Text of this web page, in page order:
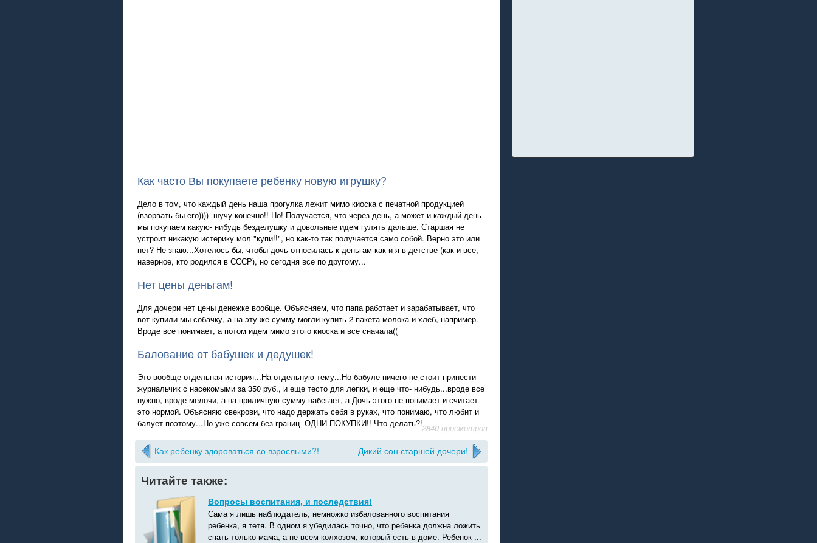
Как часто Вы покупаете ребенку новую игрушку?
Дело в том, что каждый день наша прогулка лежит мимо киоска с печатной продукцией
(взорвать бы его))))- шучу конечно!! Но! Получается, что через день, а может и каждый день
мы покупаем какую- нибудь безделушку и довольные идем гулять дальше. Старшая не
устроит никакую истерику мол "купи!!", но как-то так получается само собой. Верно это или
нет? Не знаю...Хотелось бы, чтобы дочь относилась к деньгам как и я в детстве (как и все,
наверное, кто родился в СССР), но сегодня все по другому...
Нет цены деньгам!
Для дочери нет цены денежке вообще. Объясняем, что папа работает и зарабатывает, что
вот купили мы собачку, а на эту же сумму могли купить 2 пакета молока и хлеб, например.
Вроде все понимает, а потом идем мимо этого киоска и все сначала((
Балование от бабушек и дедушек!
Это вообще отдельная история...На отдельную тему...Но бабуле ничего не стоит принести
журнальчик с насекомыми за 350 руб., и еще тесто для лепки, и еще что- нибудь...вроде все
нужно, вроде мелочи, а на приличную сумму набегает, а Дочь этого не понимает и считает
это нормой. Объясняю свекрови, что надо держать себя в руках, что понимаю, что любит и
балует поэтому...Но уже совсем без границ- ОДНИ ПОКУПКИ!! Что делать?!2840 просмотров
Как ребенку здороваться со взрослыми?! Дикий сон старшей дочери!
Читайте также:
Вопросы воспитания, и последствия!
Сама я лишь наблюдатель, немножко избалованного воспитания
ребенка, я тетя. В одном я убедилась точно, что ребенка должна ложить
спать только мама, а не всем колхозом, который есть в доме. Ребенок ...